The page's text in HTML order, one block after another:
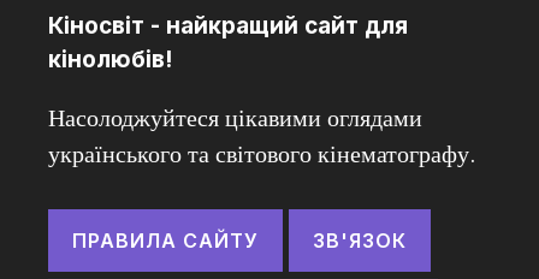
Кіносвіт - найкращий сайт для
кінолюбів!
Насолоджуйтеся цікавими оглядами
українського та світового кінематографу.
ПРАВИЛА САЙТУ ЗВ'ЯЗОК